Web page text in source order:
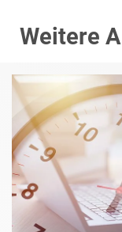
Weitere